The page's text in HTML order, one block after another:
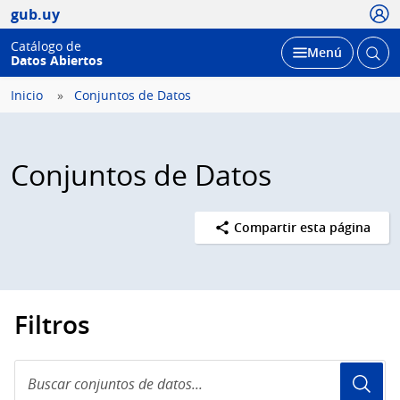
gub.uy
Catálogo de
Datos Abiertos
Desplegar
Menú Abrir
Inicio Conjuntos de Datos
Conjuntos de Datos
Compartir esta página
Filtros
conjuntos